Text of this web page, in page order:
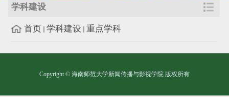
学科建设
首页 学科建设 重点学科
Copyright © 海南师范大学新闻传播与影视学院 版权所有